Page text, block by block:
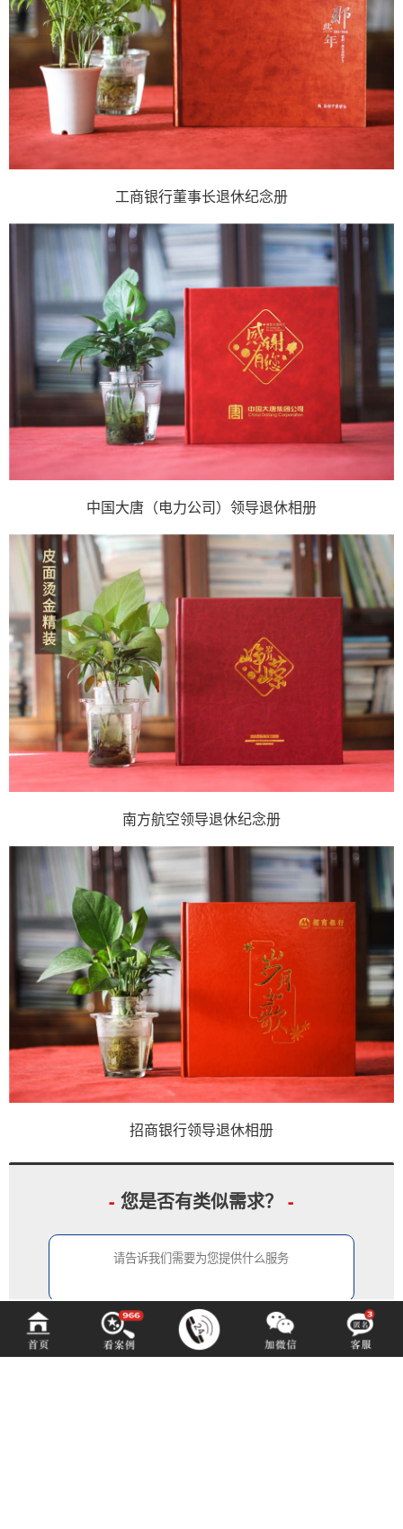
工商银行董事长退休纪念册
中国大唐（电力公司）领导退休相册
南方航空领导退休纪念册
招商银行领导退休相册
- 您是否有类似需求？ -